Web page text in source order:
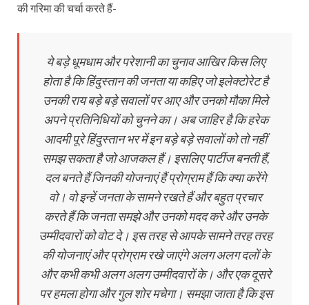
की गरिमा की चर्चा करते हैं-
ये बड़े धूमधाम और परेशानी का चुनाव आखिर किस लिए
होता है कि हिंदुस्तान की जनता या कहिए जो इलेक्टोरेट है
उनकी राय बड़े बड़े सवालों पर आए और उनको मौका मिले
अपने प्रतिनिधियों को चुनने का। अब जाहिर है कि हरेक
आदमी पूरे हिंदुस्तान भर में इन बड़े बड़े सवालों को तो नहीं
समझ सकता है जो आजकल हैं। इसलिए पार्टीज बनती हैं,
दल बनते हैं जिनकी योजनाएं हैं प्रोग्राम हैं कि क्या करेंगे
वो। वो इन्हें जनता के सामने रखते हैं और बहुत प्रचार
करते हैं कि जनता समझे और उनको मदद करे और उनके
उम्मीदवारों को वोट दे। इस तरह से आपके सामने तरह तरह
की योजनाएं और प्रोग्राम रखे जाएंगे अलग अलग दलों के
और कभी कभी अलग अलग उम्मीदवारों के। और एक दूसरे
पर हमला होगा और गुल शोर मचेगा। समझा जाता है कि इस